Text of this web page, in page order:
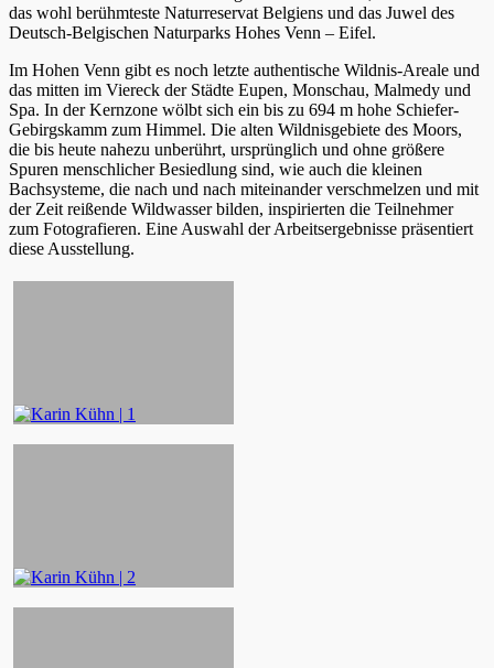
das wohl berühmteste Naturreservat Belgiens und das Juwel des
Deutsch-Belgischen Naturparks Hohes Venn – Eifel.
Im Hohen Venn gibt es noch letzte authentische Wildnis-Areale und
das mitten im Viereck der Städte Eupen, Monschau, Malmedy und
Spa. In der Kernzone wölbt sich ein bis zu 694 m hohe Schiefer-
Gebirgskamm zum Himmel. Die alten Wildnisgebiete des Moors,
die bis heute nahezu unberührt, ursprünglich und ohne größere
Spuren menschlicher Besiedlung sind, wie auch die kleinen
Bachsysteme, die nach und nach miteinander verschmelzen und mit
der Zeit reißende Wildwasser bilden, inspirierten die Teilnehmer
zum Fotografieren. Eine Auswahl der Arbeitsergebnisse präsentiert
diese Ausstellung.